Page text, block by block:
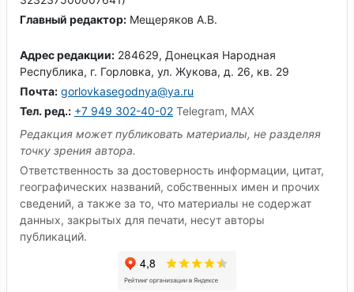
Главный редактор: Мещеряков А.В.
Адрес редакции: 284629, Донецкая Народная
Республика, г. Горловка, ул. Жукова, д. 26, кв. 29
Почта: gorlovkasegodnya@ya.ru
Тел. ред.: +7 949 302-40-02 Telegram, MAX
Редакция может публиковать материалы, не разделяя
точку зрения автора.
Ответственность за достоверность информации, цитат,
географических названий, собственных имен и прочих
сведений, а также за то, что материалы не содержат
данных, закрытых для печати, несут авторы
публикаций.